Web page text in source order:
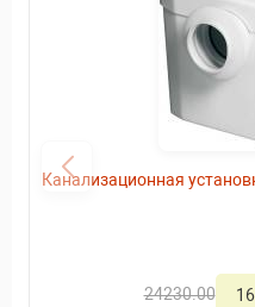
Канализационная
24230.00